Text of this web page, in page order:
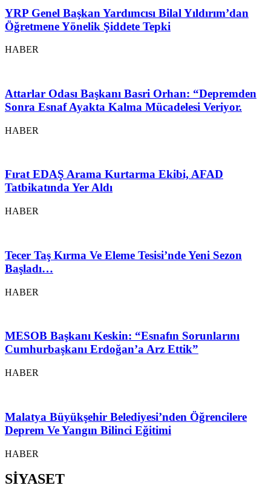
YRP Genel Başkan Yardımcısı Bilal Yıldırım’dan
Öğretmene Yönelik Şiddete Tepki
HABER
Attarlar Odası Başkanı Basri Orhan: “Depremden
Sonra Esnaf Ayakta Kalma Mücadelesi Veriyor.
HABER
Fırat EDAŞ Arama Kurtarma Ekibi, AFAD
Tatbikatında Yer Aldı
HABER
Tecer Taş Kırma Ve Eleme Tesisi’nde Yeni Sezon
Başladı…
HABER
MESOB Başkanı Keskin: “Esnafın Sorunlarını
Cumhurbaşkanı Erdoğan’a Arz Ettik”
HABER
Malatya Büyükşehir Belediyesi’nden Öğrencilere
Deprem Ve Yangın Bilinci Eğitimi
HABER
SİYASET